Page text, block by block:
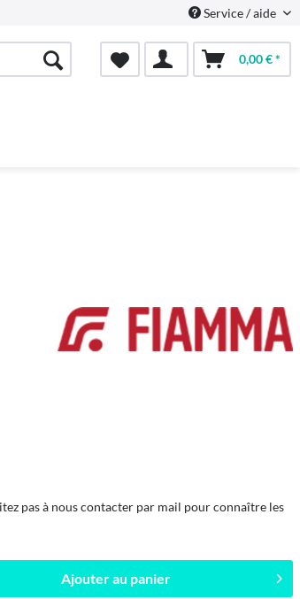
Service / aide
0,00 € *
pas à nous contacter par mail pour connaître les
Ajouter au panier